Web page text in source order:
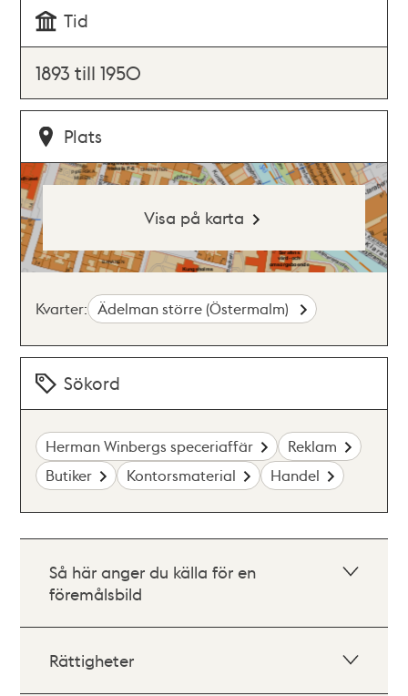
Tid
1893 till 1950
Plats
Visa på karta
Kvarter: Ädelman större (Östermalm)
Sökord
Herman Winbergs speceriaffär
Reklam
Butiker
Kontorsmaterial Handel
Så här anger du källa för en
föremålsbild
Rättigheter